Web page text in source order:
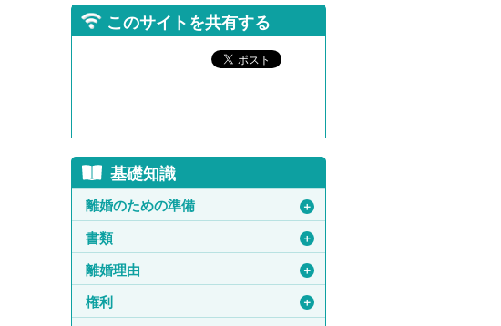
このサイトを共有する
基礎知識
離婚のための準備 ＋
書類 ＋
離婚理由 ＋
権利 ＋